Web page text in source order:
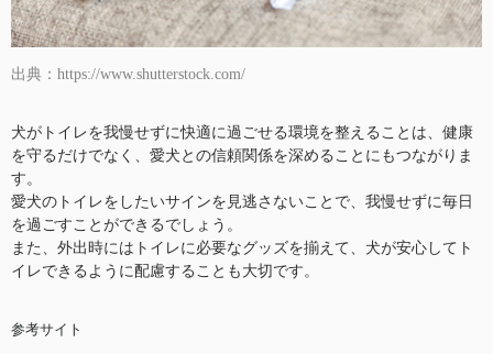
出典：https://www.shutterstock.com/
犬がトイレを我慢せずに快適に過ごせる環境を整えることは、健康
を守るだけでなく、愛犬との信頼関係を深めることにもつながりま
す。
愛犬のトイレをしたいサインを見逃さないことで、我慢せずに毎日
を過ごすことができるでしょう。
また、外出時にはトイレに必要なグッズを揃えて、犬が安心してト
イレできるように配慮することも大切です。
参考サイト